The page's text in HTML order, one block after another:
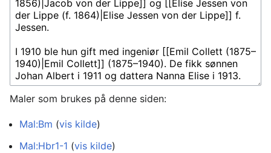
Maler som brukes på denne siden:
Mal:Bm (vis kilde)
Mal:Hbr1-1 (vis kilde)